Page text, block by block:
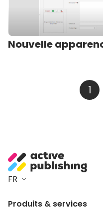
Nouvelle
1
FR
Produits & services